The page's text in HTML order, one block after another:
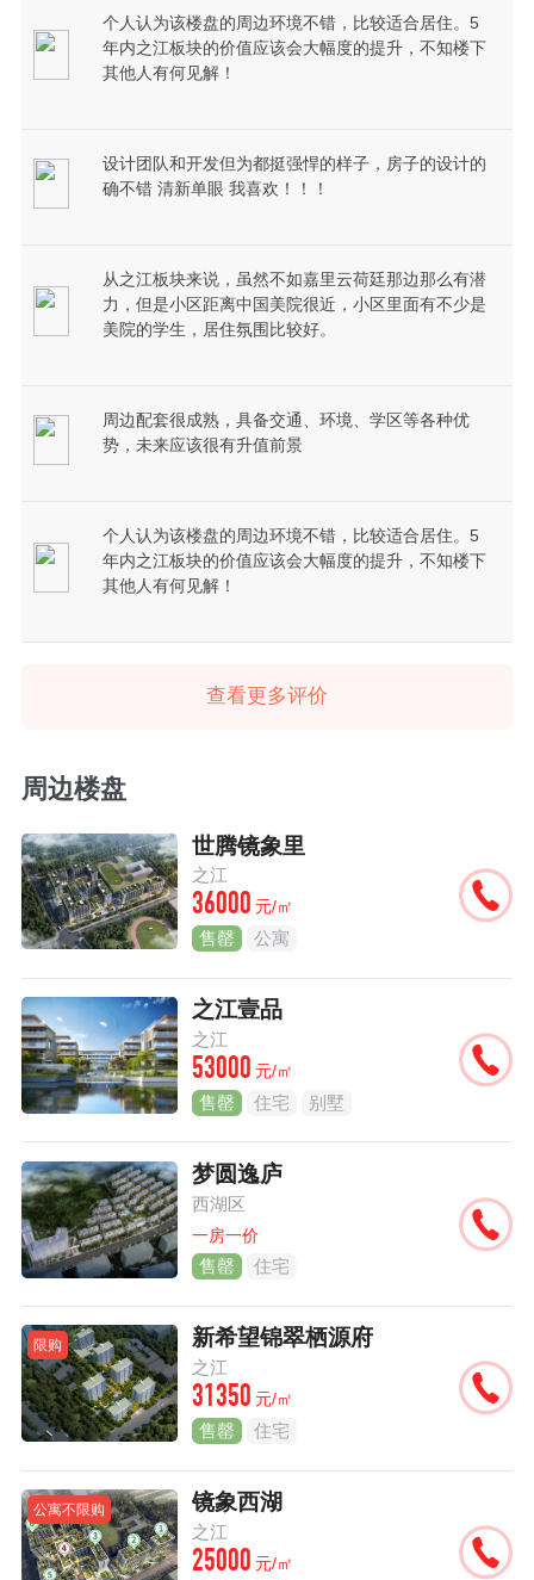
个人认为该楼盘的周边环境不错，比较适合居住。5
年内之江板块的价值应该会大幅度的提升，不知楼下
其他人有何见解！
设计团队和开发但为都挺强悍的样子，房子的设计的
确不错 清新单眼 我喜欢！！！
从之江板块来说，虽然不如嘉里云荷廷那边那么有潜
力，但是小区距离中国美院很近，小区里面有不少是
美院的学生，居住氛围比较好。
周边配套很成熟，具备交通、环境、学区等各种优
势，未来应该很有升值前景
个人认为该楼盘的周边环境不错，比较适合居住。5
年内之江板块的价值应该会大幅度的提升，不知楼下
其他人有何见解！
查看更多评价
周边楼盘
世腾镜象里
之江
36000 元/㎡
售罄 公寓
之江壹品
之江
53000 元/㎡
售罄 住宅 别墅
梦圆逸庐
西湖区
一房一价
售罄 住宅
限购 新希望锦翠栖源府
之江
31350 元/㎡
售罄 住宅
公寓不限购 镜象西湖
之江
25000 元/㎡